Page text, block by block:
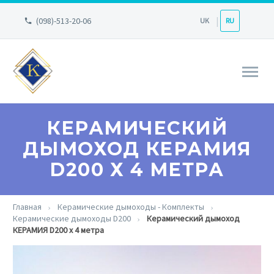
(098)-513-20-06 UK RU
КЕРАМИЧЕСКИЙ
ДЫМОХОД КЕРАМИЯ
D200 Х 4 МЕТРА
Главная
Керамические дымоходы - Комплекты
Керамические дымоходы D200
Керамический дымоход
КЕРАМИЯ D200 х 4 метра